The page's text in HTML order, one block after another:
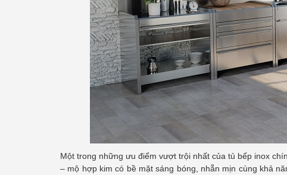
Một trong những ưu điểm vượt trội nhất của tủ bếp inox
– mộ hợp kim có bề mặt sáng bóng, nhẵn mịn cùng khả